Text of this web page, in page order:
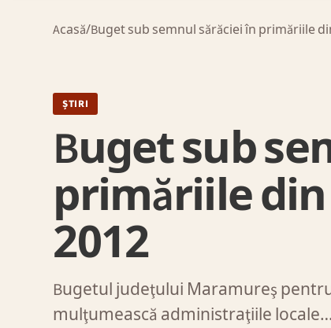
Acasă/Buget sub semnul sărăciei în primăriile
ȘTIRI
Buget sub
primăriile
2012
Bugetul judeţului Maramureş
mulţumească administraţiile locale…